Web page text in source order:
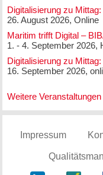
Digitalisierung zu
26. August 2026, Online
Maritim trifft Digital –
1. - 4. September 2026,
Digitalisierung zu
16. September 2026,
Weitere Veranstaltungen
Impressum